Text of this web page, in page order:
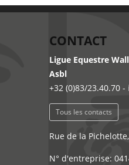
CONTACT
Ligue Equestre
Asbl
+32 (0)83/23.40.70 -
Tous les contacts
Rue de la
N° d'entreprise: